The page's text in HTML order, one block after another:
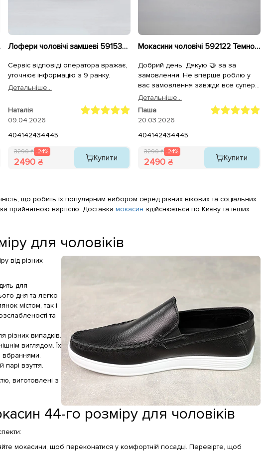
Лофери чоловічі замшеві 591533 Бежеві
Сервіс відповіді оператора вражає,
уточнює інформацію з 9 ранку.
Детальнiше...
Наталія
09.04.2026
404142434445
3290 ₴ -24%
2490 ₴ Купити
Мокасини чоловічі 592122 Темно-сірі
Добрий день. Дякую 🤝 за за
замовлення. Не вперше роблю у
вас замовлення завжди все супер.
Дякую вам.
Детальнiше...
Паша
20.03.2026
404142434445
3290 ₴ -24%
2490 ₴ Купити
що робить їх популярним вибором серед різних вікових та соціальних
прийнятною вартістю. Доставка мокасин здійснюється по Києву та інших
для чоловіків
від різних
для
дня та легко
містом, так і
та
різних випадків.
виглядом. Їх
вбраннями.
парі взуття.
виготовлені з
44-го розміру для чоловіків
мокасини, щоб переконатися у комфортній посадці. Перевірте, щоб